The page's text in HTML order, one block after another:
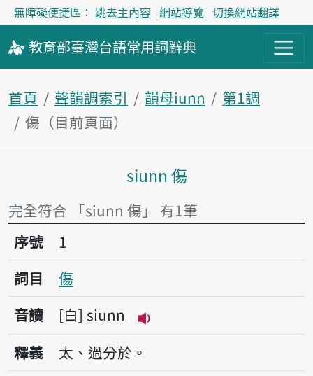
無障礙便捷區： 跳去主內容 網站導覽 切換網站翻譯
教育部臺灣台語常用詞辭典
首頁 聲韻調索引 韻母iunn
第1調
傷（目前頁面）
主內容區塊
siunn 傷
完全符合 「siunn 傷」 有1筆
序號1傷
序號
1
詞目
傷
音讀
白 siunn
播放音讀siunn
釋義 太、過分於。